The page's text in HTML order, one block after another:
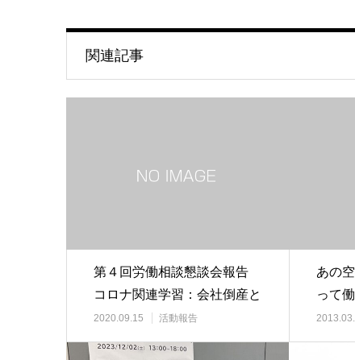
関連記事
第４回労働相談懇談会報告
コロナ関連学習：会社倒産と
労働者の権利保護…
2020.09.15 活動報告
あの
って
Ｌ争